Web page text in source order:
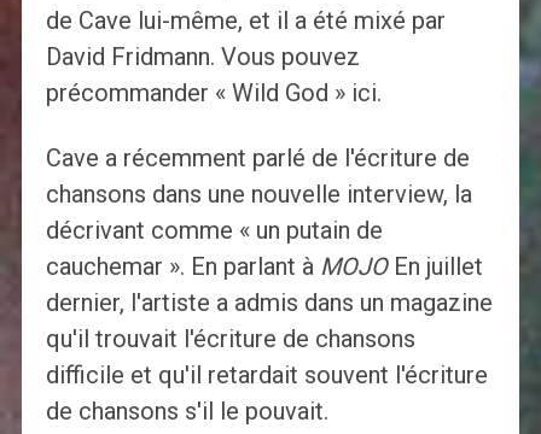
de Cave lui-même, et il a été mixé par
David Fridmann. Vous pouvez
précommander « Wild God » ici.
Cave a récemment parlé de l'écriture de
chansons dans une nouvelle interview, la
décrivant comme « un putain de
cauchemar ». En parlant à MOJOEn juillet
dernier, l'artiste a admis dans un magazine
qu'il trouvait l'écriture de chansons
difficile et qu'il retardait souvent l'écriture
de chansons s'il le pouvait.